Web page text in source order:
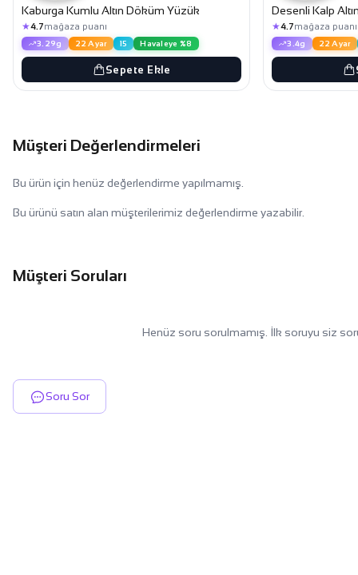
Kaburga Kumlu Altın Döküm Yüzük
★4.7mağaza puanı
3.29g 22 Ayar 15 Havaleye %8
Sepete Ekle
Desenli Kalp
★4.7mağaza puanı
3.4g 22 Ayar
Müşteri Değerlendirmeleri
Bu ürün için henüz değerlendirme yapılmamış.
Bu ürünü satın alan müşterilerimiz değerlendirme yazabilir.
Müşteri Soruları
Henüz soru sorulmamış. İlk soruyu siz
Soru Sor